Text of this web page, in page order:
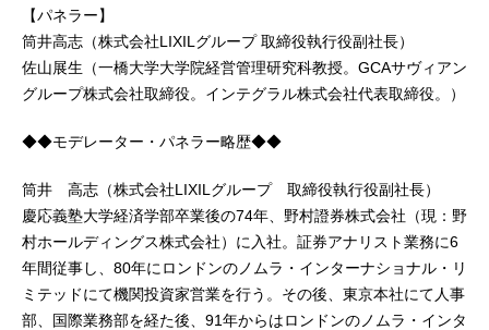
【パネラー】
筒井高志（株式会社LIXILグループ 取締役執行役副社長）
佐山展生（一橋大学大学院経営管理研究科教授。GCAサヴィアン
グループ株式会社取締役。インテグラル株式会社代表取締役。）
◆◆モデレーター・パネラー略歴◆◆
筒井 高志（株式会社LIXILグループ 取締役執行役副社長）
慶応義塾大学経済学部卒業後の74年、野村證券株式会社（現：野
村ホールディングス株式会社）に入社。証券アナリスト業務に6
年間従事し、80年にロンドンのノムラ・インターナショナル・リ
ミテッドにて機関投資家営業を行う。その後、東京本社にて人事
部、国際業務部を経た後、91年からはロンドンのノムラ・インタ